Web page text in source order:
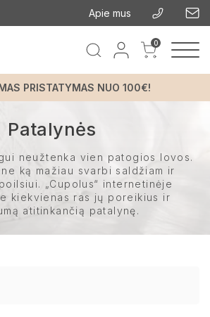
Apie mus
0
PRISTATYMAS NUO 100€!
Patalynės
neužtenka vien patogios lovos.
ką mažiau svarbi saldžiam ir
„Cupolus“ internetinėje
kiekvienas ras jų poreikius ir
atitinkančią patalynę.